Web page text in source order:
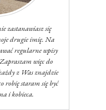
zastanawiasz się
drugie imię. Na
regularne wpisy
więc do
z Was znajdzie
robię staram się być
i kobieca.